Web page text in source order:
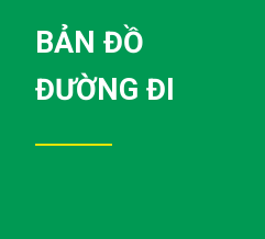
BẢN ĐỒ
ĐƯỜNG ĐI